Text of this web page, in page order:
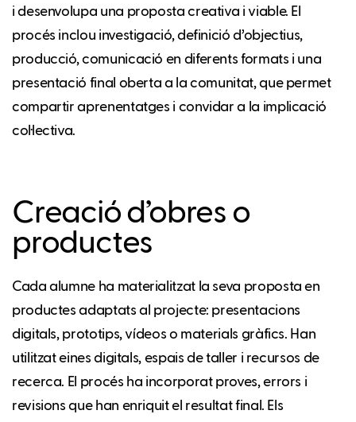
i desenvolupa una proposta creativa i viable. El
procés inclou investigació, definició d’objectius,
producció, comunicació en diferents formats i una
presentació final oberta a la comunitat, que permet
compartir aprenentatges i convidar a la implicació
col·lectiva.
Creació d’obres o
productes
Cada alumne ha materialitzat la seva proposta en
productes adaptats al projecte: presentacions
digitals, prototips, vídeos o materials gràfics. Han
utilitzat eines digitals, espais de taller i recursos de
recerca. El procés ha incorporat proves, errors i
revisions que han enriquit el resultat final. Els